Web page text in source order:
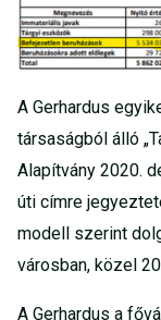
A Gerhardus
társaságból álló
Alapítvány 2020.
úti címre
modell szerint
városban, közel
A Gerhardus a